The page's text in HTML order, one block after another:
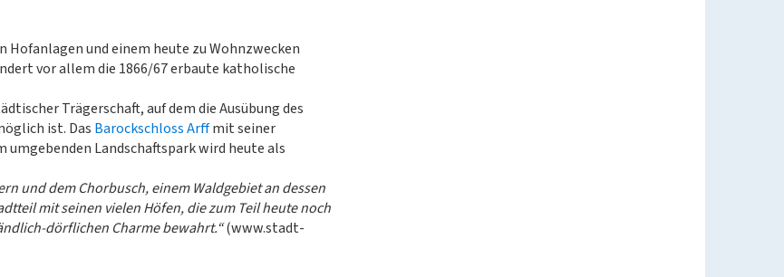
und einem heute zu Wohnzwecken
vor allem die 1866/67 erbaute katholische
Trägerschaft, auf dem die Ausübung des
ist. Das Barockschloss Arffmit seiner
Landschaftspark wird heute als
und dem Chorbusch, einem Waldgebiet an dessen
mit seinen vielen Höfen, die zum Teil heute noch
dörflichen Charme bewahrt.“(www.stadt-